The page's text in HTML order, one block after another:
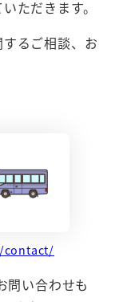
ただきます。
るご相談、お
contact/
い合わせも